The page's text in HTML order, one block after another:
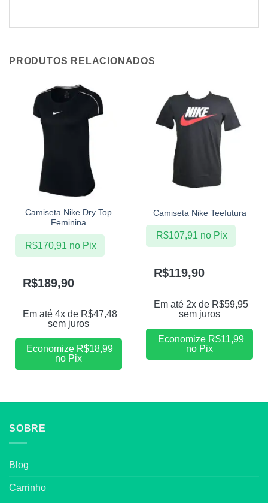
PRODUTOS RELACIONADOS
Camiseta Nike Dry Top
Feminina
R$189,90
Em até 4x de R$47,48
sem juros
R$170,91 no Pix
Economize R$18,99
no Pix
Camiseta Nike Teefutura
R$119,90
Em até 2x de R$59,95
sem juros
R$107,91 no Pix
Economize R$11,99
no Pix
SOBRE
Blog
Carrinho